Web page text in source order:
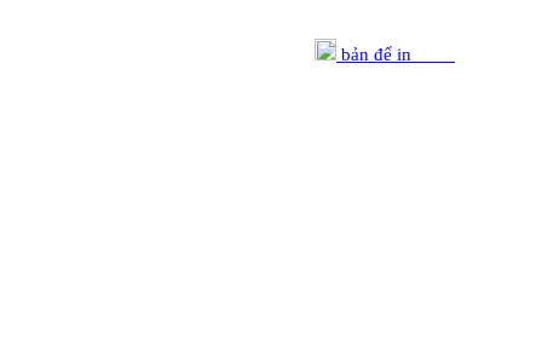
bản để in